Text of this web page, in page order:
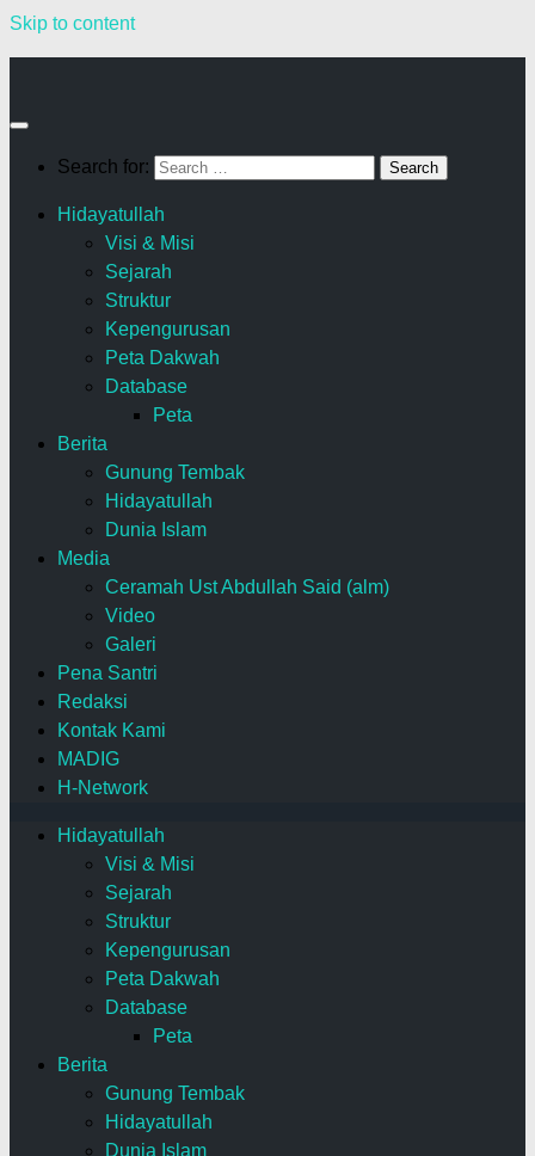
Skip to content
Search for:
Hidayatullah
Visi & Misi
Sejarah
Struktur
Kepengurusan
Peta Dakwah
Database
Peta
Berita
Gunung Tembak
Hidayatullah
Dunia Islam
Media
Ceramah Ust Abdullah Said (alm)
Video
Galeri
Pena Santri
Redaksi
Kontak Kami
MADIG
H-Network
Hidayatullah
Visi & Misi
Sejarah
Struktur
Kepengurusan
Peta Dakwah
Database
Peta
Berita
Gunung Tembak
Hidayatullah
Dunia Islam